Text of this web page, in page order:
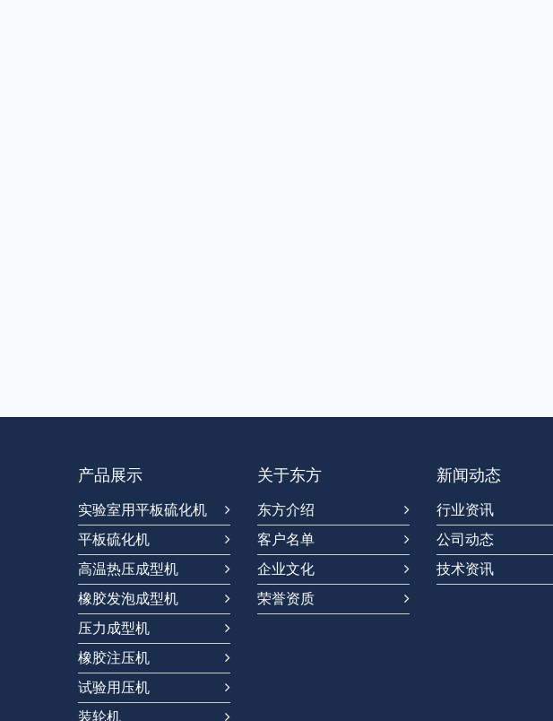
产品展示
实验室用平板硫化机
平板硫化机
高温热压成型机
橡胶发泡成型机
压力成型机
橡胶注压机
试验用压机
装轮机
关于东方
东方介绍
客户名单
企业文化
荣誉资质
新闻动态
行业资讯
公司动态
技术资讯